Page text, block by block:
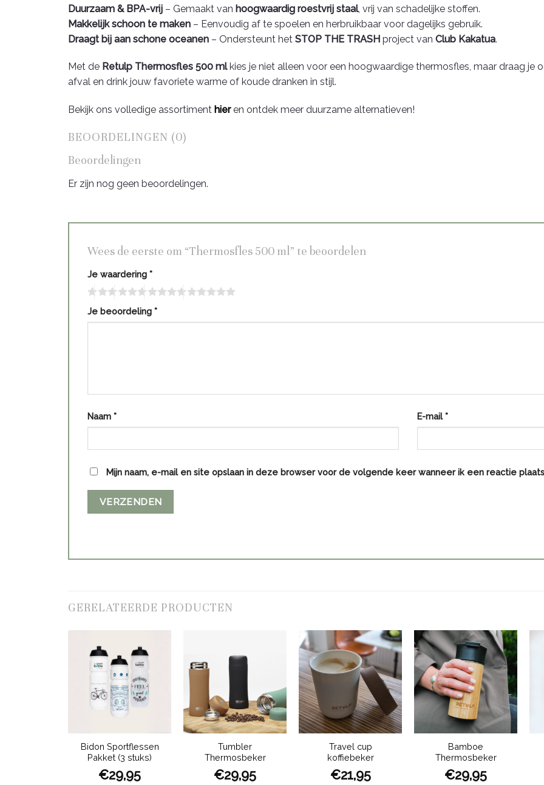
Duurzaam & BPA-vrij – Gemaakt van hoogwaardig roestvrij staal, vrij van schadelijke stoffen.
Makkelijk schoon te maken – Eenvoudig af te spoelen en herbruikbaar voor dagelijks gebruik.
Draagt bij aan schone oceanen – Ondersteunt het STOP THE TRASH project van Club Kakatua.
Met de Retulp Thermosfles 500 mlkies je niet alleen voor een hoogwaardige thermosfles, maar draag je
afval en drink jouw favoriete warme of koude dranken in stijl.
Bekijk ons volledige assortiment hier en ontdek meer duurzame alternatieven!
BEOORDELINGEN (0)
Beoordelingen
Er zijn nog geen beoordelingen.
Wees de eerste om “Thermosfles 500 ml” te beoordelen
Je waardering *
Je beoordeling *
Naam * E-mail*
Mijn naam, e-mail en site opslaan in deze browser voor de volgende keer wanneer ik een reactie
GERELATEERDE PRODUCTEN
Bidon Sportflessen
Pakket (3 stuks)
€29,95
Tumbler
Thermosbeker
€29,95
Travel cup
koffiebeker
€21,95
Bamboe
Thermosbeker
€29,95